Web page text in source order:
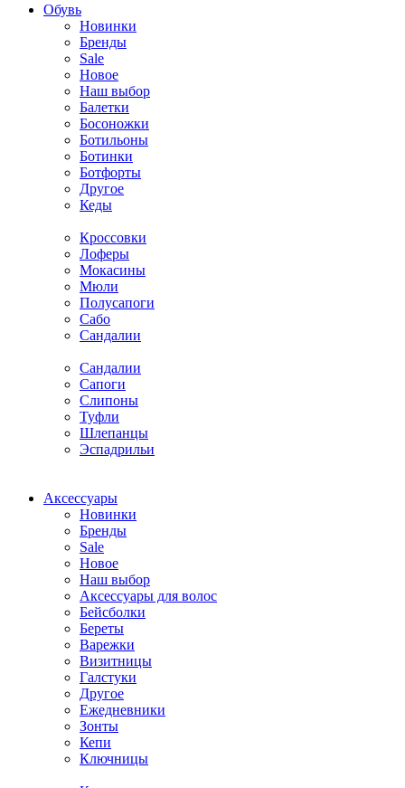
Обувь
Новинки
Бренды
Sale
Новое
Наш выбор
Балетки
Босоножки
Ботильоны
Ботинки
Ботфорты
Другое
Кеды
Кроссовки
Лоферы
Мокасины
Мюли
Полусапоги
Сабо
Сандалии
Сандалии
Сапоги
Слипоны
Туфли
Шлепанцы
Эспадрильи
Аксессуары
Новинки
Бренды
Sale
Новое
Наш выбор
Аксессуары для волос
Бейсболки
Береты
Варежки
Визитницы
Галстуки
Другое
Ежедневники
Зонты
Кепи
Ключницы